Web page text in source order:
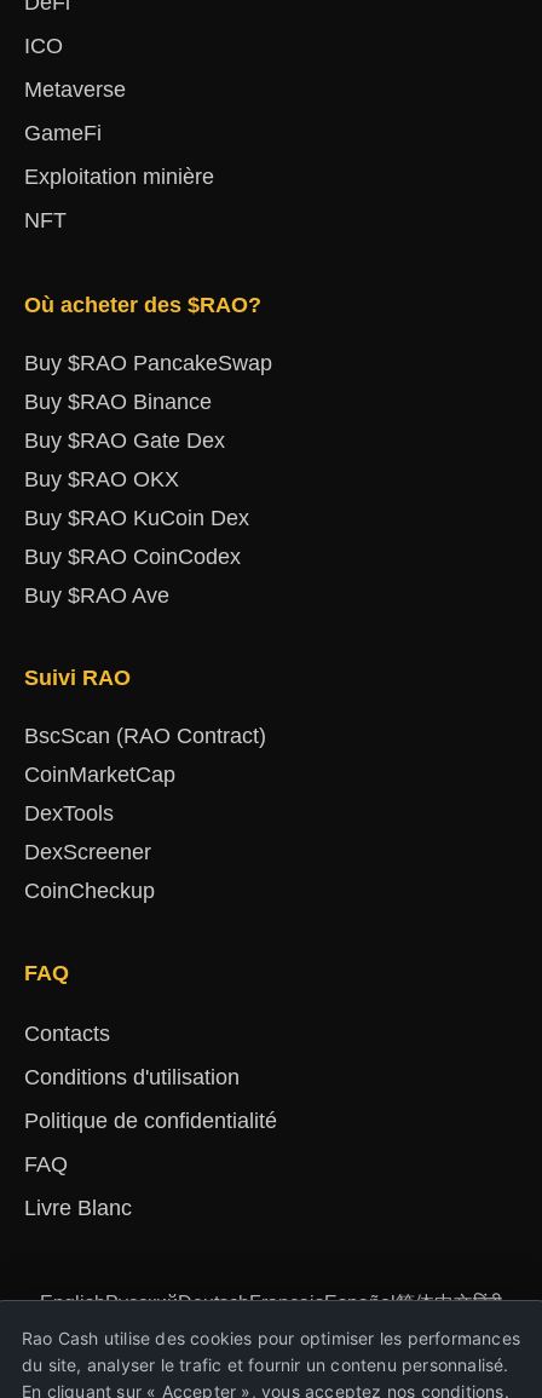
ICO
Metaverse
GameFi
Exploitation minière
NFT
Où acheter des $RAO?
Buy $RAO PancakeSwap
Buy $RAO Binance
Buy $RAO Gate Dex
Buy $RAO OKX
Buy $RAO KuCoin Dex
Buy $RAO CoinCodex
Buy $RAO Ave
Suivi RAO
BscScan (RAO Contract)
CoinMarketCap
DexTools
DexScreener
CoinCheckup
FAQ
Contacts
Conditions d'utilisation
Politique de confidentialité
FAQ
Livre Blanc
EnglishРусскийDeutschFrançaisEspañol简体中文हिंदी
TürkçePortuguêsNederlandsУкраїнська
Rao Cash utilise des cookies pour optimiser les performances
du site, analyser le trafic et fournir un contenu personnalisé.
En cliquant sur « Accepter », vous acceptez nos conditions.